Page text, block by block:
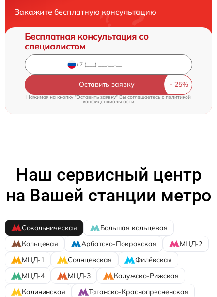
Закажите бесплатную консультацию
Бесплатная консультация со
специалистом
Оставить заявку
Нажимая на кнопку "Оставить заявку" Вы соглашаетесь cполитикой
конфиденциальности
Наш сервисный центр
на Вашей станции метро
Сокольническая
Большая кольцевая
Кольцевая
Арбатско-Покровская
МЦД-2
МЦД-1
Солнцевская
Филёвская
МЦД-4
МЦД-3
Калужско-Рижская
Калининская
Таганско-Краснопресненская